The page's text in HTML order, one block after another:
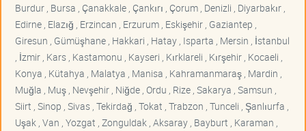
Burdur , Bursa , Çanakkale , Çankırı , Çorum , Denizli , Diyarbakır ,
Edirne , Elazığ , Erzincan , Erzurum , Eskişehir , Gaziantep ,
Giresun , Gümüşhane , Hakkari , Hatay , Isparta , Mersin , İstanbul
, İzmir , Kars , Kastamonu , Kayseri , Kırklareli , Kırşehir , Kocaeli ,
Konya , Kütahya , Malatya , Manisa , Kahramanmaraş , Mardin ,
Muğla , Muş , Nevşehir , Niğde , Ordu , Rize , Sakarya , Samsun ,
Siirt , Sinop , Sivas , Tekirdağ , Tokat , Trabzon , Tunceli , Şanlıurfa ,
Uşak , Van , Yozgat , Zonguldak , Aksaray , Bayburt , Karaman ,